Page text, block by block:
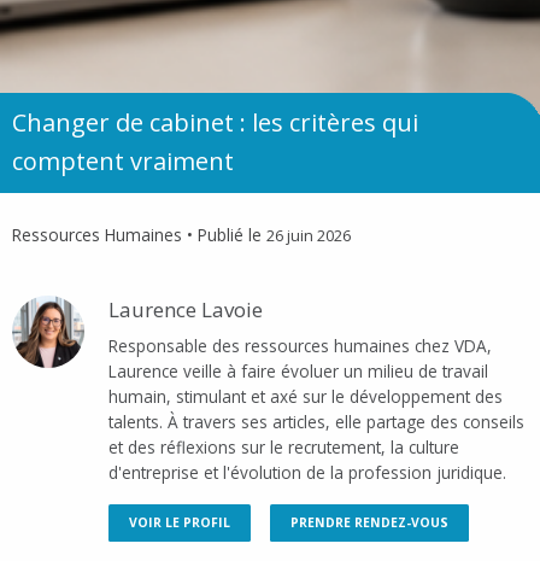
Changer de cabinet : les critères qui
comptent vraiment
Ressources Humaines • Publié le 26 juin 2026
Laurence Lavoie
Responsable des ressources humaines chez VDA,
Laurence veille à faire évoluer un milieu de travail
humain, stimulant et axé sur le développement des
talents. À travers ses articles, elle partage des conseils
et des réflexions sur le recrutement, la culture
d'entreprise et l'évolution de la profession juridique.
VOIR LE PROFIL PRENDRE RENDEZ-VOUS